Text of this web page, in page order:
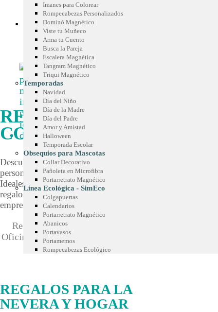
Imanes para Colorear
Rompecabezas Personalizados
Dominó Magnético
Viste tu Muñeco
Arma tu Cuento
Busca la Pareja
Escalera Magnética
Tangram Magnético
Triqui Magnético
Temporadas
Navidad
Día del Niño
Día de la Madre
Día del Padre
Amor y Amistad
Halloween
Temporada Escolar
Obsequios para Mascotas
Collar Decorativo
Pañoleta en Microfibra
Portarretrato Magnético
Línea Ecológica - SimEco
Colgapuertas
Calendarios
Portarretrato Magnético
Abanicos
Portavasos
Portamemos
Rompecabezas Ecológico
BLOG
Nuestros regalos y souvenirs son
herramienta de marketing y de
útiles y prácticos para el usuario
que sean valorados por tus
REGALOS
CORPORATIVOS
Descubre diferentes ideas de Regalos Corporativos
personalizados que puedes regalar masivamente.
Ideales como obsequios en eventos, regalos de temporada,
regalos para kits de empleados, detalles para clientes
empresariales y más.
Regalos para la Nevera y Hogar
Oficina
Textiles Promocionales
Obsequios para Mascotas
REGALOS PARA LA
NEVERA Y HOGAR